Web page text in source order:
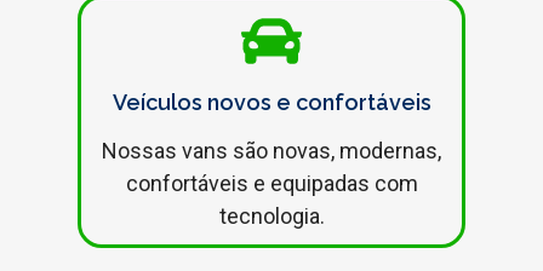
Veículos novos e confortáveis
Nossas vans são novas, modernas,
confortáveis e equipadas com
tecnologia.